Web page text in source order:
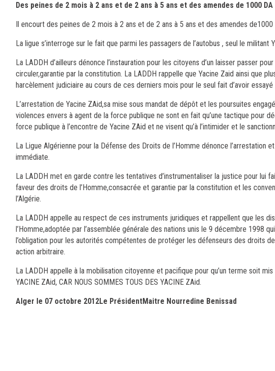
Des peines de 2 mois à 2 ans et de 2 ans à 5 ans et des amendes de 1000 DA
Il encourt des peines de 2 mois à 2 ans et de 2 ans à 5 ans et des amendes de1000
La ligue s’interroge sur le fait que parmi les passagers de l’autobus , seul le militant
La LADDH d’ailleurs dénonce l’instauration pour les citoyens d’un laisser passer
circuler,garantie par la constitution. La LADDH rappelle que Yacine Zaid ainsi que
harcèlement judiciaire au cours de ces derniers mois pour le seul fait d’avoir
L’arrestation de Yacine ZAid,sa mise sous mandat de dépôt et les poursuites
violences envers à agent de la force publique ne sont en fait qu’une tactique pour
force publique à l’encontre de Yacine ZAid et ne visent qu’à l’intimider et le
La Ligue Algérienne pour la Défense des Droits de l’Homme dénonce l’arrestation
immédiate.
La LADDH met en garde contre les tentatives d’instrumentaliser la justice pour lui
faveur des droits de l’Homme,consacrée et garantie par la constitution et les
l’Algérie.
La LADDH appelle au respect de ces instruments juridiques et rappellent que les
l’Homme,adoptée par l’assemblée générale des nations unis le 9 décembre 1998
l’obligation pour les autorités compétentes de protéger les défenseurs des droits
action arbitraire.
La LADDH appelle à la mobilisation citoyenne et pacifique pour qu’un terme soit
YACINE ZAid, CAR NOUS SOMMES TOUS DES YACINE ZAid.
Alger le 07 octobre 2012Le PrésidentMaitre Nourredine Benissad